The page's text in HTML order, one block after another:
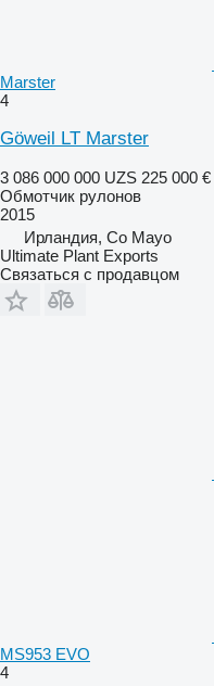
Marster
4
Göweil LT Marster
3 086 000 000 UZS 225 000 €
Обмотчик рулонов
2015
Ирландия, Co Mayo
Ultimate Plant Exports
Связаться с продавцом
MS953 EVO
4